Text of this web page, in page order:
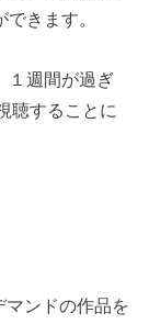
きます。
１週間が過ぎ
聴することに
ンドの作品を